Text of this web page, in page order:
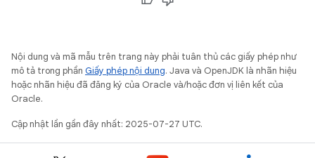
Nội dung và mã mẫu trên trang này phải tuân thủ các giấy phép như
mô tả trong phần Giấy phép nội dung. Java và OpenJDK là nhãn hiệu
hoặc nhãn hiệu đã đăng ký của Oracle và/hoặc đơn vị liên kết của
Oracle.
Cập nhật lần gần đây nhất: 2025-07-27 UTC.